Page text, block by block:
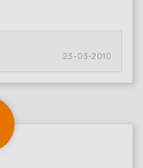
23-03-2010